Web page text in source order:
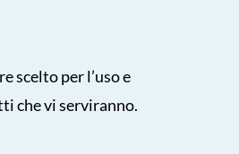
scelto per l’uso e
che vi serviranno.